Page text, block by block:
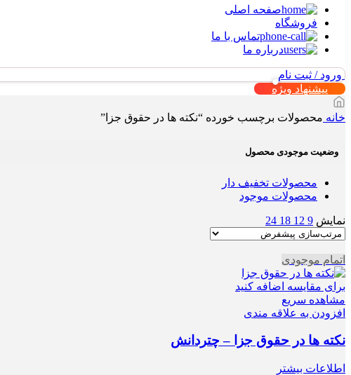
صفحه اصلی
فروشگاه
تماس با ما
درباره ما
ورود / ثبت نام
پیشنهاد ویژه
خانه محصولات برچسب خورده “نکته ها در حقوق جزا”
وضعیت موجودی محصول
محصولات تخفیف دار
محصولات موجود
نمایش 9
12
18
24
اتمام موجودی
برای مقایسه اضافه کنید
مشاهده سریع
افزودن به علاقه مندی
نکته ها در حقوق جزا – چتردانش
اطلاعات بیشتر